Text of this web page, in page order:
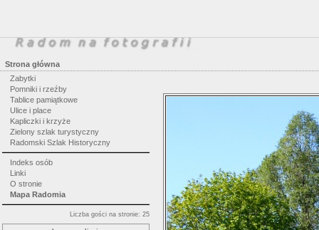
Strona główna
Zabytki
Pomniki i rzeźby
Tablice pamiątkowe
Ulice i place
Kapliczki i krzyże
Zielony szlak turystyczny
Radomski Szlak Historyczny
Indeks osób
Linki
O stronie
Mapa Radomia
Liczba gości na stronie: 25